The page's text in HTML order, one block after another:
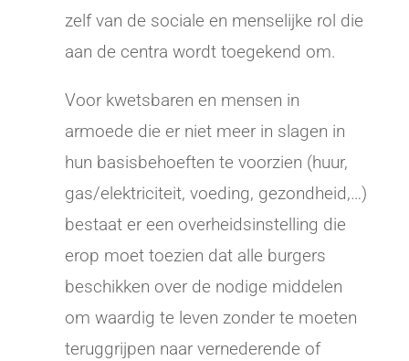
zelf van de sociale en menselijke rol die
aan de centra wordt toegekend om.
Voor kwetsbaren en mensen in
armoede die er niet meer in slagen in
hun basisbehoeften te voorzien (huur,
gas/elektriciteit, voeding, gezondheid,…)
bestaat er een overheidsinstelling die
erop moet toezien dat alle burgers
beschikken over de nodige middelen
om waardig te leven zonder te moeten
teruggrijpen naar vernederende of